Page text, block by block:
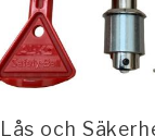
Lås och